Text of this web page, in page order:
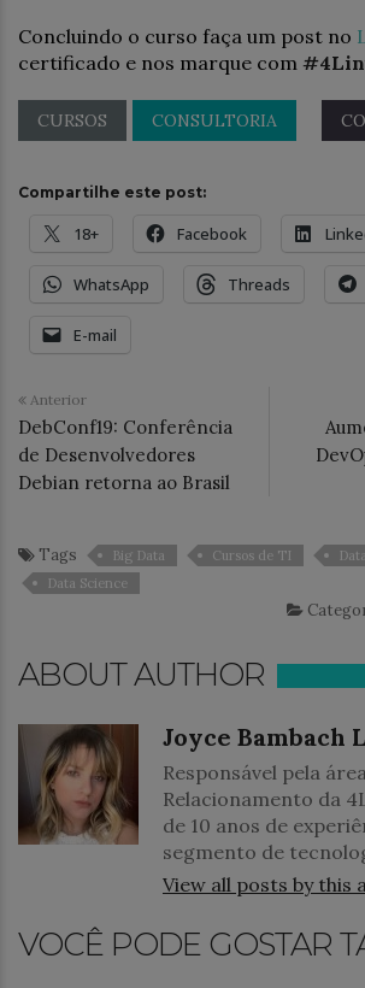
Concluindo o curso faça um post no
certificado e nos marque com
CURSOS CONSULTORIA
Compartilhe este post:
18+ Facebook
WhatsApp Threads
E-mail
Anterior
DebConf19: Conferência
de Desenvolvedores
Debian retorna ao Brasil
Tags Big Data Cursos de TI
Data Science
ABOUT AUTHOR
Joyce Bambach
Responsável pela
Relacionamento da
de 10 anos de
segmento de
View all posts by this
VOCÊ PODE GOSTAR